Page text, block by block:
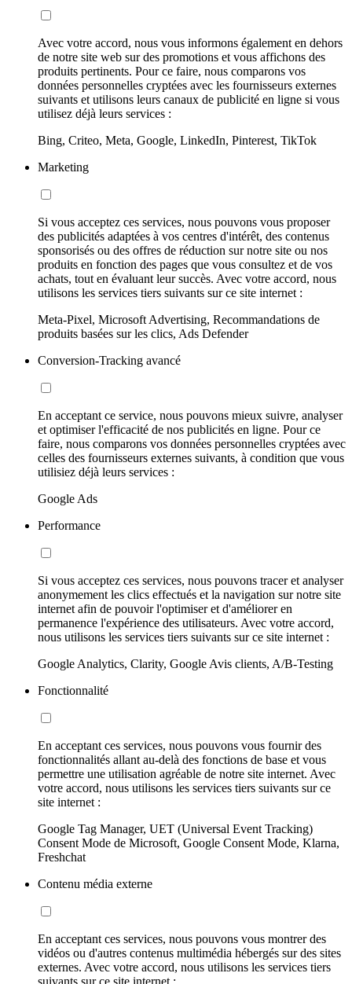
Avec votre accord, nous vous informons également en dehors
de notre site web sur des promotions et vous affichons des
produits pertinents. Pour ce faire, nous comparons vos
données personnelles cryptées avec les fournisseurs externes
suivants et utilisons leurs canaux de publicité en ligne si vous
utilisez déjà leurs services :
Bing, Criteo, Meta, Google, LinkedIn, Pinterest, TikTok
Marketing
Si vous acceptez ces services, nous pouvons vous proposer
des publicités adaptées à vos centres d'intérêt, des contenus
sponsorisés ou des offres de réduction sur notre site ou nos
produits en fonction des pages que vous consultez et de vos
achats, tout en évaluant leur succès. Avec votre accord, nous
utilisons les services tiers suivants sur ce site internet :
Meta-Pixel, Microsoft Advertising, Recommandations de
produits basées sur les clics, Ads Defender
Conversion-Tracking avancé
En acceptant ce service, nous pouvons mieux suivre, analyser
et optimiser l'efficacité de nos publicités en ligne. Pour ce
faire, nous comparons vos données personnelles cryptées avec
celles des fournisseurs externes suivants, à condition que vous
utilisiez déjà leurs services :
Google Ads
Performance
Si vous acceptez ces services, nous pouvons tracer et analyser
anonymement les clics effectués et la navigation sur notre site
internet afin de pouvoir l'optimiser et d'améliorer en
permanence l'expérience des utilisateurs. Avec votre accord,
nous utilisons les services tiers suivants sur ce site internet :
Google Analytics, Clarity, Google Avis clients, A/B-Testing
Fonctionnalité
En acceptant ces services, nous pouvons vous fournir des
fonctionnalités allant au-delà des fonctions de base et vous
permettre une utilisation agréable de notre site internet. Avec
votre accord, nous utilisons les services tiers suivants sur ce
site internet :
Google Tag Manager, UET (Universal Event Tracking)
Consent Mode de Microsoft, Google Consent Mode, Klarna,
Freshchat
Contenu média externe
En acceptant ces services, nous pouvons vous montrer des
vidéos ou d'autres contenus multimédia hébergés sur des sites
externes. Avec votre accord, nous utilisons les services tiers